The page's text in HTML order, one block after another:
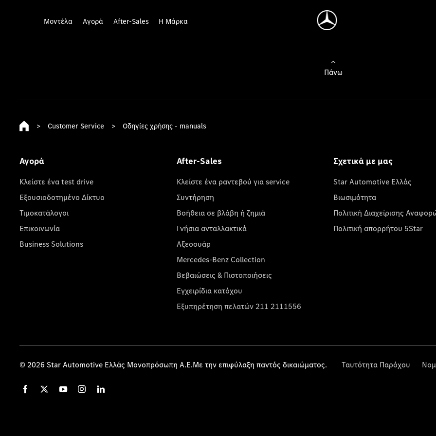
Μοντέλα Αγορά After-Sales Η Μάρκα
Πάνω
> Customer Service > Οδηγίες χρήσης - manuals
Αγορά
Κλείστε ένα test drive
Εξουσιοδοτημένο Δίκτυο
Τιμοκατάλογοι
Επικοινωνία
Business Solutions
After-Sales
Κλείστε ένα ραντεβού για service
Συντήρηση
Βοήθεια σε βλάβη ή ζημιά
Γνήσια ανταλλακτικά
Αξεσουάρ
Mercedes-Benz Collection
Βεβαιώσεις & Πιστοποιήσεις
Εγχειρίδια κατόχου
Εξυπηρέτηση πελατών 211 2111556
Σχετικά με μας
Star Automotive Ελλάς
Βιωσιμότητα
Πολιτική Διαχείρισης
Πολιτική απορρήτου 5Star
© 2026 Star Automotive Ελλάς Μονοπρόσωπη Α.Ε.Με την επιφύλαξη παντός δικαιώματος. Ταυτότητα Παρόχου